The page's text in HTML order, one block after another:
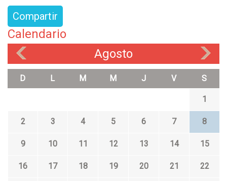
Compartir
Calendario
Agosto
D L M M J V S
1
2 3 4 5 6 7 8
9 10 11 12 13 14 15
16 17 18 19 20 21 22